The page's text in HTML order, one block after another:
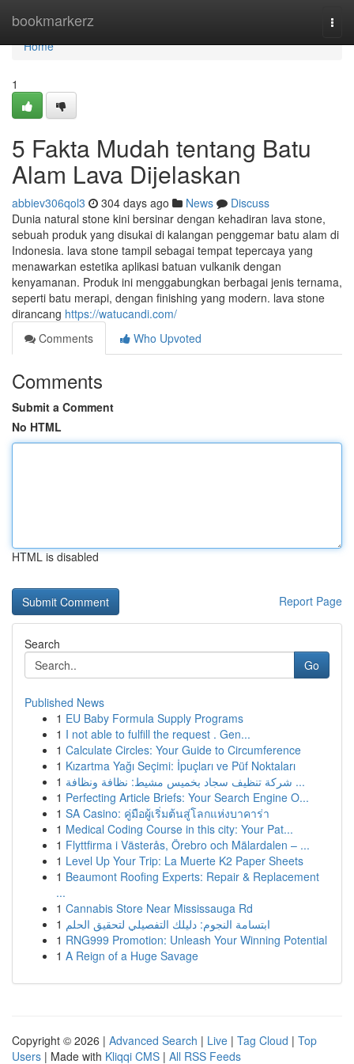
bookmarkerz
Home
Home
1
5 Fakta Mudah tentang Batu
Alam Lava Dijelaskan
abbiev306qol3 304 days ago News
Discuss
Dunia natural stone kini bersinar dengan kehadiran lava stone,
sebuah produk yang disukai di kalangan penggemar batu alam di
Indonesia. lava stone tampil sebagai tempat tepercaya yang
menawarkan estetika aplikasi batuan vulkanik dengan
kenyamanan. Produk ini menggabungkan berbagai jenis ternama,
seperti batu merapi, dengan finishing yang modern. lava stone
dirancang https://watucandi.com/
Comments
Who Upvoted
Comments
Submit a Comment
No HTML
HTML is disabled
Report Page
Search
Go
Published News
1 EU Baby Formula Supply Programs
1 I not able to fulfill the request . Gen...
1 Calculate Circles: Your Guide to Circumference
1 Kızartma Yağı Seçimi: İpuçları ve Püf Noktaları
1
شركة تنظيف سجاد بخميس مشيط: نظافة ونظافة ...
1 Perfecting Article Briefs: Your Search Engine O...
1 SA Casino: คู่มือผู้เริ่มต้นสู่โลกแห่งบาคาร่า
1 Medical Coding Course in this city: Your Pat...
1 Flyttfirma i Västerås, Örebro och Mälardalen – ...
1 Level Up Your Trip: La Muerte K2 Paper Sheets
1 Beaumont Roofing Experts: Repair & Replacement
...
1 Cannabis Store Near Mississauga Rd
1 ابتسامة النجوم: دليلك التفصيلي لتحقيق الحلم
1 RNG999 Promotion: Unleash Your Winning Potential
1 A Reign of a Huge Savage
Copyright © 2026 | Advanced Search | Live | Tag Cloud | Top
Users | Made with Kliqqi CMS | All RSS Feeds